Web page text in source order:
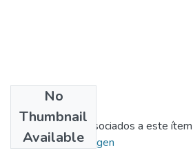
No
Thumbnail
Available
No hay ficheros asociados a este ítem
Ir al repositorio origen